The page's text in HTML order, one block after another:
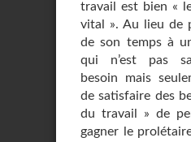
travail est bien «
vital ». Au lieu de
de son temps à
qui n’est pas
besoin mais
de satisfaire des
du travail » de
gagner le